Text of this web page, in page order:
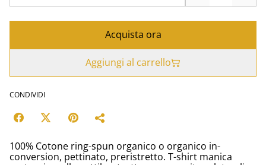
Acquista ora
Aggiungi al carrello
CONDIVIDI
100% Cotone ring-spun organico o organico in-
conversion, pettinato, preristretto. T-shirt manica